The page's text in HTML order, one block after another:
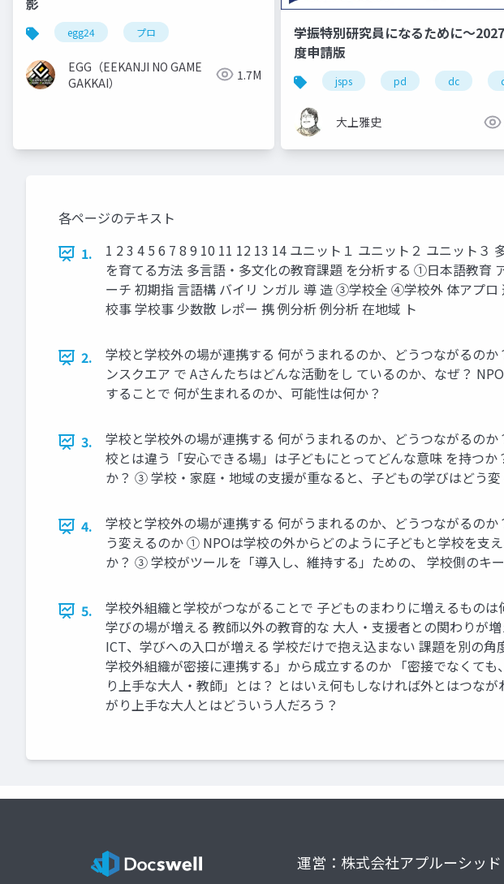
egg24 プロ
EGG（EEKANJI NO GAME
GAKKAI）
1.7M
学振特別研究員になるために～
度申請版
jsps pd dc
大上雅史
各ページのテキスト
1.
1 2 3 4 5 6 7 8 9 10 11 12 13 14 ユニット１ ユニット２ ユニット
を育てる方法 多言語・多文化の教育課題 を分析する ①日本語教育
ーチ 初期指 言語構 バイリ ンガル 導 造 ③学校全 ④学校外 体アプ
校事 学校事 少数散 レポー 携 例分析 例分析 在地域 ト
2.
学校と学校外の場が連携する 何がうまれるのか、どうつながるの
ンスクエア で Aさんたちはどんな活動をし ているのか、なぜ？
することで 何が生まれるのか、可能性は何か？
3.
学校と学校外の場が連携する 何がうまれるのか、どうつながるの
校とは違う「安心できる場」は子どもにとってどんな意味 を持つ
か？ ③ 学校・家庭・地域の支援が重なると、子どもの学びはどう変
4.
学校と学校外の場が連携する 何がうまれるのか、どうつながるの
う変えるのか ① NPOは学校の外からどのように子どもと学校を支
か？ ③ 学校がツールを「導入し、維持する」ための、 学校側のキ
5.
学校外組織と学校がつながることで 子どものまわりに増えるもの
学びの場が増える 教師以外の教育的な 大人・支援者との関わりが
ICT、学びへの入口が増える 学校だけで抱え込まない 課題を別の
学校外組織が密接に連携する」から成立するのか 「密接でなくて
り上手な大人・教師」とは？ とはいえ何もしなければ外とはつな
がり上手な大人とはどういう人だろう？
運営：株式会社アプルーシッド